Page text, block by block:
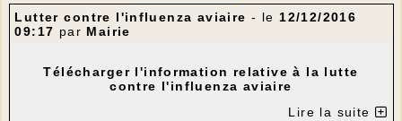
Lutter contre l'influenza aviaire - le12/12/2016
09:17 par Mairie
Télécharger l'information relative à la lutte
contre l'influenza aviaire
Lire la suite